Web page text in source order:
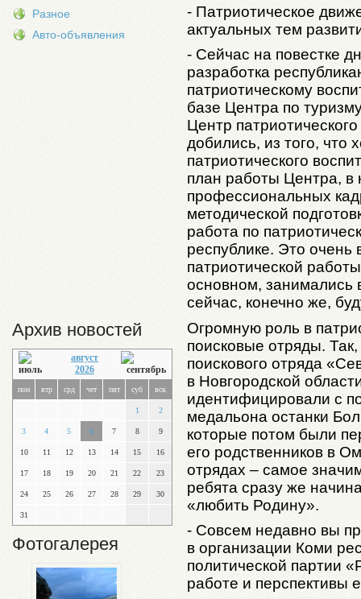
Разное
Авто-объявления
Архив новостей
август
2026
пон втр срд чет пят суб вск
1 2
3 4 5 6 7 8 9
10 11 12 13 14 15 16
17 18 19 20 21 22 23
24 25 26 27 28 29 30
31
Фотогалерея
- Патриотическое
актуальных тем
- Сейчас на повестке
разработка
патриотическому
базе Центра по
Центр
добились, из того, что
патриотического
план работы Центра, в
профессиональных
методической
работа по
республике. Это очень
патриотической
основном, занимались
сейчас, конечно же,
Огромную роль в
поисковые отряды.
поискового отряда
в Новгородской
идентифицировали с
медальона останки
которые потом были
его родственников в
отрядах – самое
ребята сразу же
«любить Родину».
- Совсем недавно вы
в организации Коми
политической партии
работе и перспективы